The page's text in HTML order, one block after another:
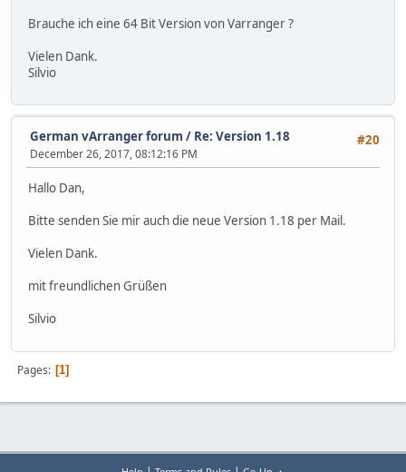
Brauche ich eine 64 Bit Version von Varranger ?
Vielen Dank.
Silvio
#20
German vArranger forum / Re: Version 1.18
December 26, 2017, 08:12:16 PM
Hallo Dan,
Bitte senden Sie mir auch die neue Version 1.18 per Mail.
Vielen Dank.
mit freundlichen Grüßen
Silvio
Pages 1